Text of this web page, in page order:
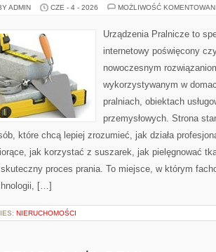
ADMIN CZE - 4 - 2026 MOŻLIWOŚĆ
Urządzenia Pralnicze to
internetowy poświęcony
nowoczesnym
wykorzystywanym w
pralniach, obiektach
przemysłowych. Strona
które chcą lepiej zrozumieć, jak działa
jak korzystać z suszarek, jak pielęgnować
proces prania. To miejsce, w którym
[…]
NIERUCHOMOŚCI